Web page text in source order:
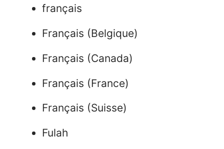
français
Français (Belgique)
Français (Canada)
Français (France)
Français (Suisse)
Fulah